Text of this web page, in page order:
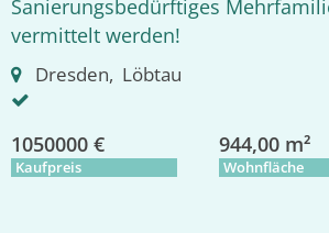
Sanierungsbedürftiges
vermittelt werden!
Dresden, Löbtau
1050000 €
Kaufpreis
944,00 m²
Wohnfläche